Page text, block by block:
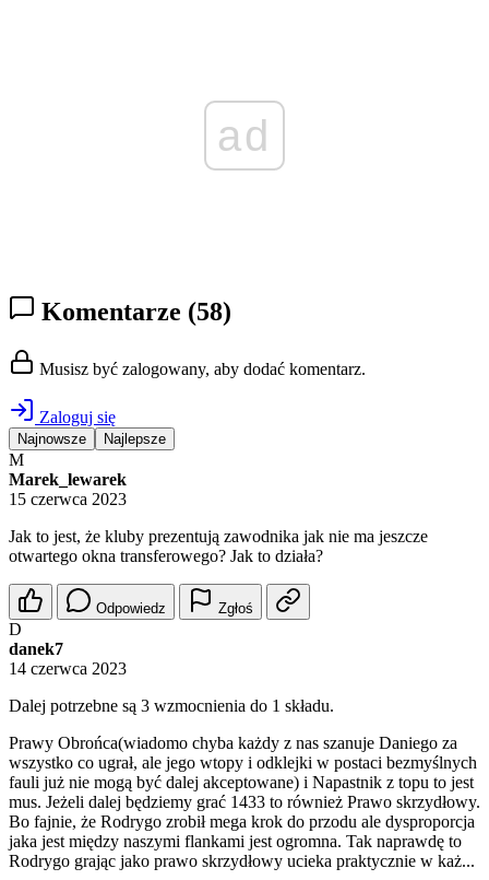
ad
Komentarze (58)
Musisz być zalogowany, aby dodać komentarz.
Zaloguj się
Najnowsze Najlepsze
M
Marek_lewarek
15 czerwca 2023
Jak to jest, że kluby prezentują zawodnika jak nie ma jeszcze
otwartego okna transferowego? Jak to działa?
Odpowiedz Zgłoś
D
danek7
14 czerwca 2023
Dalej potrzebne są 3 wzmocnienia do 1 składu.
Prawy Obrońca(wiadomo chyba każdy z nas szanuje Daniego za
wszystko co ugrał, ale jego wtopy i odklejki w postaci bezmyślnych
fauli już nie mogą być dalej akceptowane) i Napastnik z topu to jest
mus. Jeżeli dalej będziemy grać 1433 to również Prawo skrzydłowy.
Bo fajnie, że Rodrygo zrobił mega krok do przodu ale dysproporcja
jaka jest między naszymi flankami jest ogromna. Tak naprawdę to
Rodrygo grając jako prawo skrzydłowy ucieka praktycznie w każ...